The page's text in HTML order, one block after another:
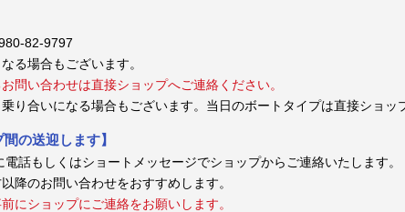
82-9797
る場合もございます。
問い合わせは直接ショップへご連絡ください。
り合いになる場合もございます。当日のボートタイプは直接ショッ
の送迎します】
話もしくはショートメッセージでショップからご連絡いたします。
降のお問い合わせをおすすめします。
にショップにご連絡をお願いします。